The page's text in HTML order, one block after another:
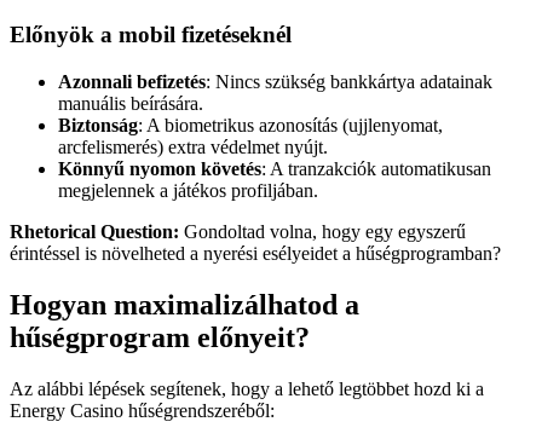
Előnyök a mobil fizetéseknél
Azonnali befizetés: Nincs szükség bankkártya adatainak
manuális beírására.
Biztonság: A biometrikus azonosítás (ujjlenyomat,
arcfelismerés) extra védelmet nyújt.
Könnyű nyomon követés: A tranzakciók automatikusan
megjelennek a játékos profiljában.
Rhetorical Question: Gondoltad volna, hogy egy egyszerű
érintéssel is növelheted a nyerési esélyeidet a hűségprogramban?
Hogyan maximalizálhatod a
hűségprogram előnyeit?
Az alábbi lépések segítenek, hogy a lehető legtöbbet hozd ki a
Energy Casino hűségrendszeréből: